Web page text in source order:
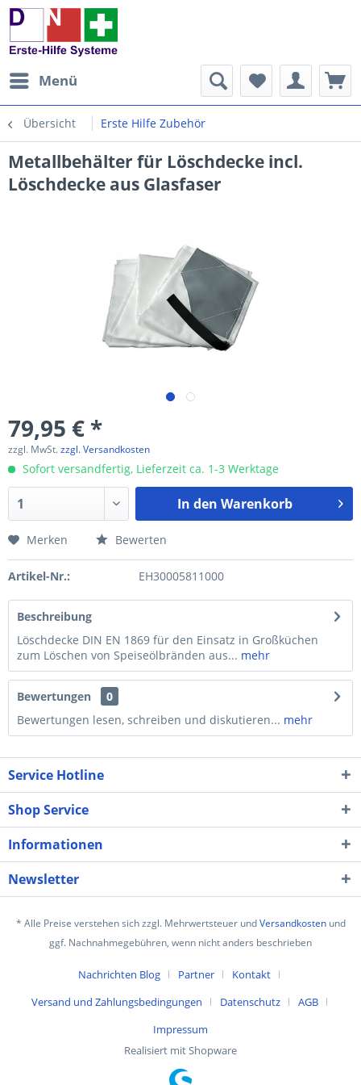
Menü
Übersicht Erste Hilfe Zubehör
Metallbehälter für Löschdecke incl.
Löschdecke aus Glasfaser
79,95 € *
zzgl. MwSt.zzgl. Versandkosten
Sofort versandfertig, Lieferzeit ca. 1-3 Werktage
In den Warenkorb
Merken Bewerten
Artikel-Nr.: EH30005811000
Beschreibung
Löschdecke DIN EN 1869 für den Einsatz in Großküchen
zum Löschen von Speiseölbränden aus... mehr
Bewertungen
0
Bewertungen lesen, schreiben und diskutieren... mehr
Service Hotline
Shop Service
Informationen
Newsletter
* Alle Preise verstehen sich zzgl. Mehrwertsteuer undVersandkostenund
ggf. Nachnahmegebühren, wenn nicht anders beschrieben
Nachrichten Blog Partner
Kontakt
Versand und Zahlungsbedingungen
Datenschutz
AGB
Impressum
Realisiert mit Shopware